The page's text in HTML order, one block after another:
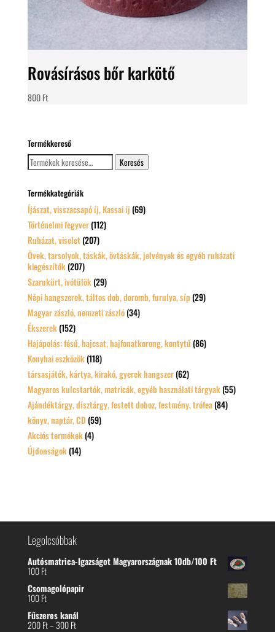
Rovásírásos bőr karkötő
800Ft
Termékkereső
Keresés
a
Keresés
Termékkategóriák
Íjászat, visszacsapó íj, Kassai íj (69)
Történelmi fegyver (112)
Ruházat, viselet (207)
Övek, tarsolyok, táskák, övtáskák, jelvények és egyéb ruházati
kiegészítők (207)
Szarukürt, ivótülök (29)
Népi hangszerek, táltos dob, doromb, furulya, síp (29)
Magyar zászló, nemzeti zászló (34)
Ékszerek (152)
Hajápolás: fésű, hajcsat, hajfonatkorong, kontytű (86)
Konyhai eszközök (118)
társasjáték, kártya, kirakó, gyerek hangszer (62)
Magyaros kulcstartók, matricák, egyéb használati tárgyak (55)
Ajándéktárgy, dísztárgy, festett doboz, festmény, trófea (84)
könyv, naptár, CD (59)
Akciós termékek (4)
Újdonságok (14)
Legolcsóbbak
Autósmatrica-Igazságot Magyarországnak 10db/100 Ft
100Ft
Csomagolópapir
100Ft
Fűszeres kanál
200Ft–300FtÁrtartomány: